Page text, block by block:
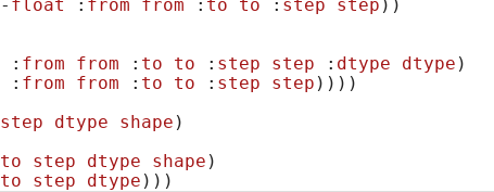
- float : from from : to to : step step ) )
: from from : to to : step step : dtype dtype )
: from from : to to : step step ) )))
step dtype shape )
to step dtype shape )
to step dtype ) ))